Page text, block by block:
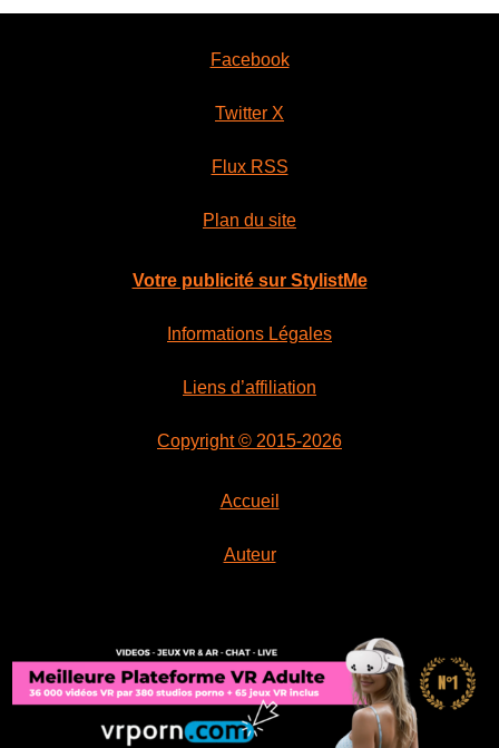
Facebook
Twitter X
Flux RSS
Plan du site
Votre publicité sur StylistMe
Informations Légales
Liens d’affiliation
Copyright © 2015-2026
Accueil
Auteur